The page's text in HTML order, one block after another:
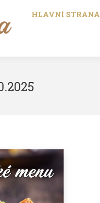
HLAVNÍ STRANA